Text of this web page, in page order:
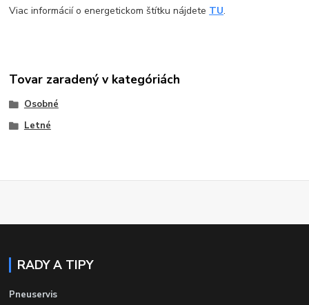
Viac informácií o energetickom štítku nájdete TU.
Tovar zaradený v kategóriách
Osobné
Letné
RADY A TIPY
Pneuservis